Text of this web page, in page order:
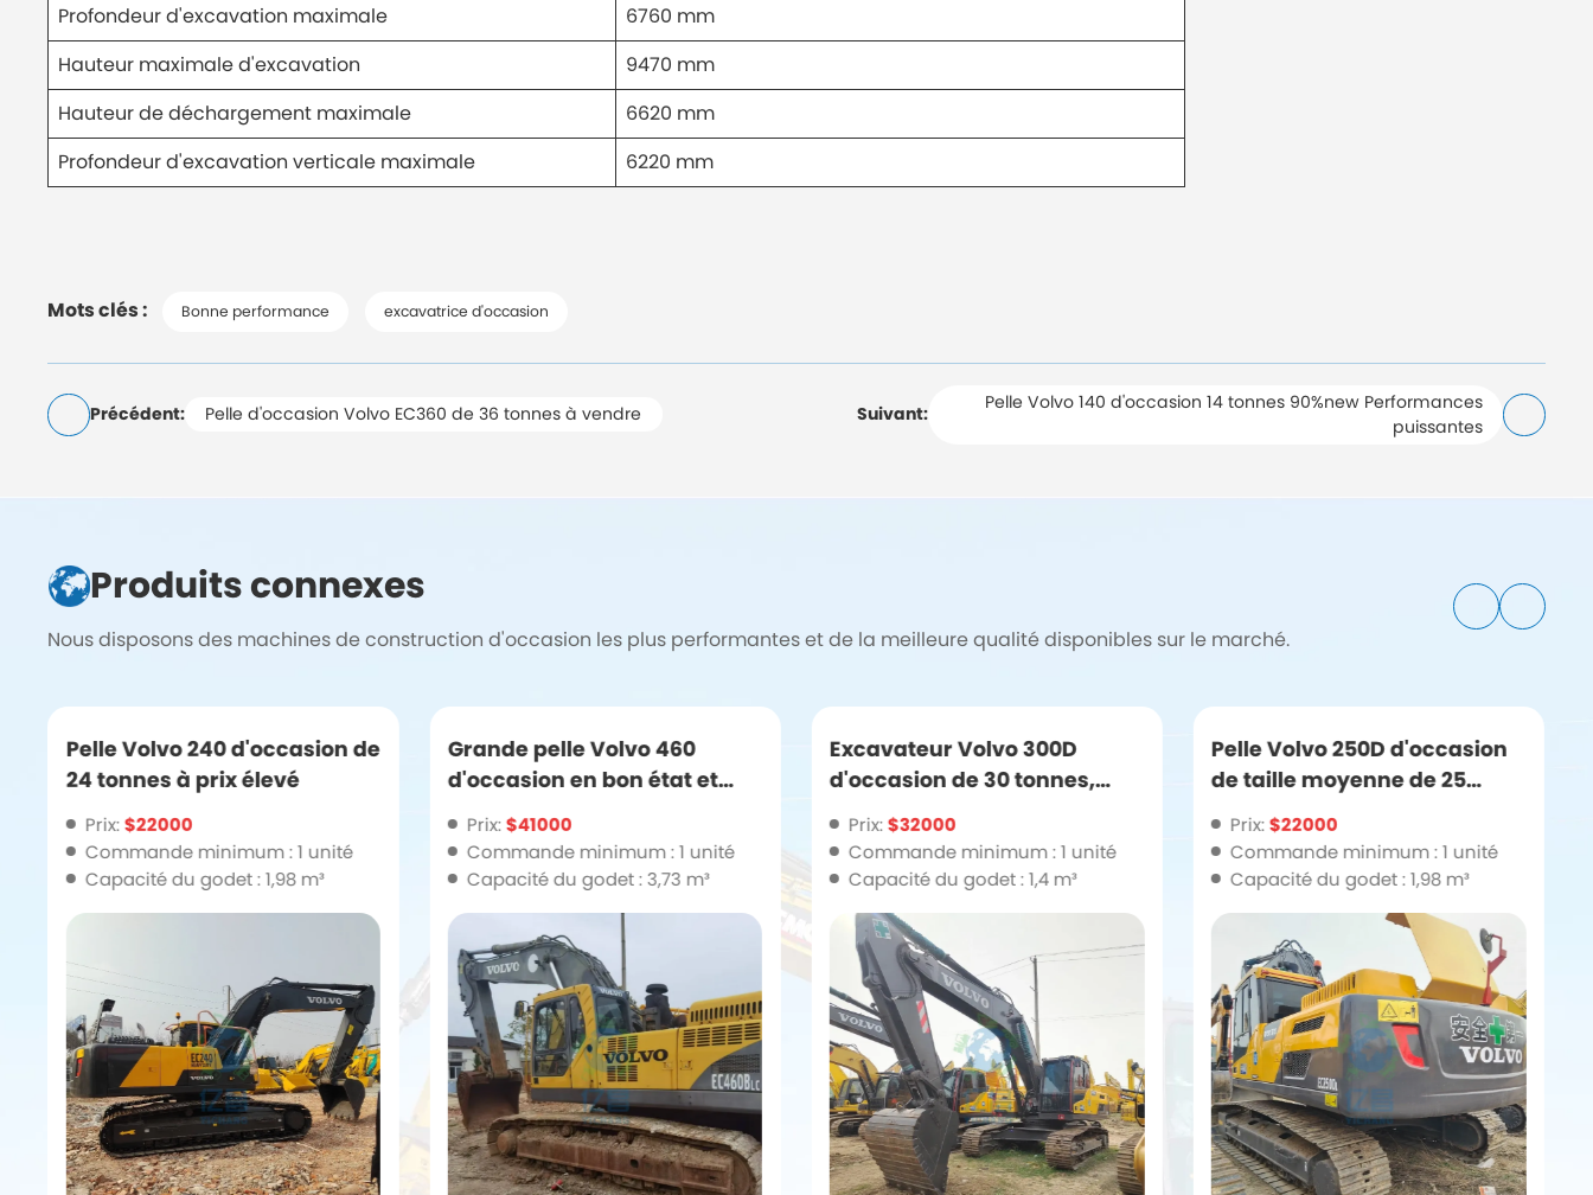
Profondeur d'excavation maximale
6760 mm
Hauteur maximale d'excavation
9470 mm
Hauteur de déchargement maximale
6620 mm
Profondeur d'excavation verticale maximale
6220 mm
Mots clés : Bonne performance excavatrice d'occasion
Précédent: Pelle d'occasion Volvo EC360 de 36 tonnes à vendre Suivant:
Pelle Volvo 140 d'occasion 14 tonnes 90%new Performances
puissantes
Produits connexes
Nous disposons des machines de construction d'occasion les plus performantes et de la meilleure qualité disponibles sur le marché.
Pelle Volvo 240 d'occasion de
24 tonnes à prix élevé
Prix:$22000
Commande minimum : 1 unité
Capacité du godet : 1,98 m³
Grande pelle Volvo 460
d'occasion en bon état et
puissante
Prix:$41000
Commande minimum : 1 unité
Capacité du godet : 3,73 m³
Excavateur Volvo 300D
d'occasion de 30 tonnes,
performant et durable
Prix:$32000
Commande minimum : 1 unité
Capacité du godet : 1,4 m³
Pelle Volvo 250D d'occasion
de taille moyenne de 25
tonnes à prix réduit
Prix:$22000
Commande minimum : 1 unité
Capacité du godet : 1,98 m³